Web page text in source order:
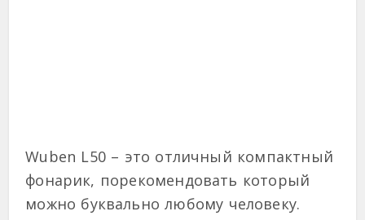
Wuben L50 – это отличный компактный
фонарик, порекомендовать который
можно буквально любому человеку.